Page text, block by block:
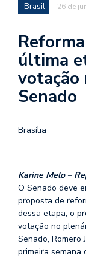
Brasil 26 de
última
votação
Senado
Brasília
Karine Melo –
O Senado deve
proposta de
dessa etapa, o
votação no
Senado, Romero
primeira semana